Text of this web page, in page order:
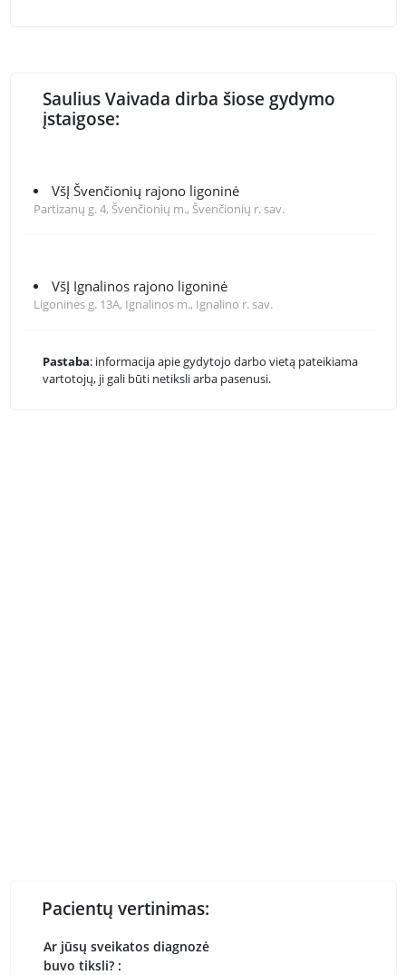
Saulius Vaivada dirba šiose gydymo
įstaigose:
VšĮ Švenčionių rajono ligoninė
Partizanų g. 4, Švenčionių m., Švenčionių r. sav.
VšĮ Ignalinos rajono ligoninė
Ligoninės g. 13A, Ignalinos m., Ignalino r. sav.
Pastaba: informacija apie gydytojo darbo vietą pateikiama
vartotojų, ji gali būti netiksli arba pasenusi.
Pacientų vertinimas:
Ar jūsų sveikatos diagnozė
buvo tiksli? :